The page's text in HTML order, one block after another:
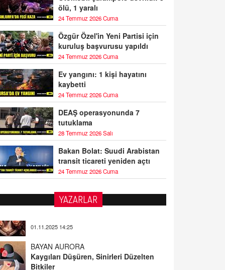
ölü, 1 yaralı
24 Temmuz 2026 Cuma
Özgür Özel'in Yeni Partisi için
kuruluş başvurusu yapıldı
24 Temmuz 2026 Cuma
Ev yangını: 1 kişi hayatını
kaybetti
24 Temmuz 2026 Cuma
DEAŞ operasyonunda 7
tutuklama
28 Temmuz 2026 Salı
Bakan Bolat: Suudi Arabistan
transit ticareti yeniden açtı
24 Temmuz 2026 Cuma
YAZARLAR
BAYAN AURORA
Bitkiler
5.1.2025 12:23